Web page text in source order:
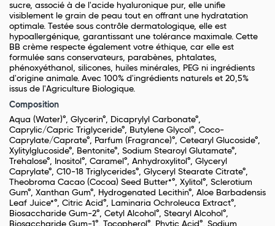
sucre, associé à de l'acide hyaluronique pur, elle unifie
visiblement le grain de peau tout en offrant une hydratation
optimale. Testée sous contrôle dermatologique, elle est
hypoallergénique, garantissant une tolérance maximale. Cette
BB crème respecte également votre éthique, car elle est
formulée sans conservateurs, parabènes, phtalates,
phénoxyéthanol, silicones, huiles minérales, PEG ni ingrédients
d'origine animale. Avec 100% d'ingrédients naturels et 20,5%
issus de l'Agriculture Biologique.
Composition
Aqua (Water)°, Glycerin°, Dicaprylyl Carbonate°,
Caprylic/Capric Triglyceride°, Butylene Glycol°, Coco-
Caprylate/Caprate°, Parfum (Fragrance)°, Cetearyl Glucoside°,
Xylitylglucoside°, Bentonite°, Sodium Stearoyl Glutamate°,
Trehalose°, Inositol°, Caramel°, Anhydroxylitol°, Glyceryl
Caprylate°, C10-18 Triglycerides°, Glyceryl Stearate Citrate°,
Theobroma Cacao (Cocoa) Seed Butter*°, Xylitol°, Sclerotium
Gum°, Xanthan Gum°, Hydrogenated Lecithin°, Aloe Barbadensis
Leaf Juice*°, Citric Acid°, Laminaria Ochroleuca Extract°,
Biosaccharide Gum-2°, Cetyl Alcohol°, Stearyl Alcohol°,
Biosaccharide Gum-1°, Tocopherol°, Phytic Acid°, Sodium